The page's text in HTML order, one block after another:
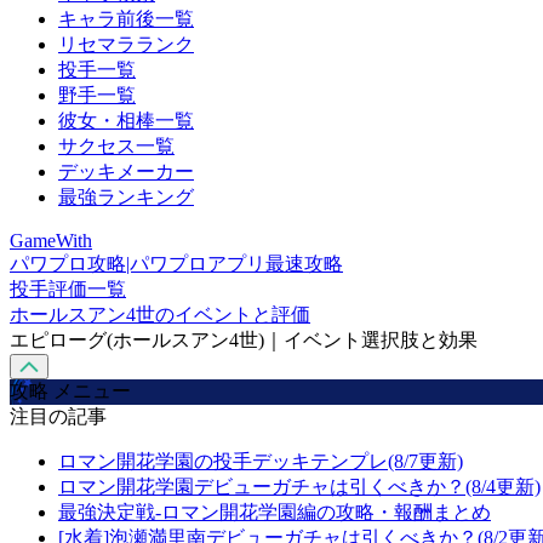
キャラ前後一覧
リセマラランク
投手一覧
野手一覧
彼女・相棒一覧
サクセス一覧
デッキメーカー
最強ランキング
GameWith
パワプロ攻略|パワプロアプリ最速攻略
投手評価一覧
ホールスアン4世のイベントと評価
エピローグ(ホールスアン4世)｜イベント選択肢と効果
攻略 メニュー
注目の記事
ロマン開花学園の投手デッキテンプレ(8/7更新)
ロマン開花学園デビューガチャは引くべきか？(8/4更新)
最強決定戦-ロマン開花学園編の攻略・報酬まとめ
[水着]泡瀬満里南デビューガチャは引くべきか？(8/2更